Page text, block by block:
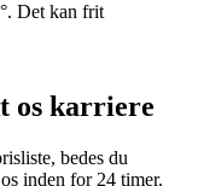
Det kan frit
os karriere
bedes du
inden for 24 timer.